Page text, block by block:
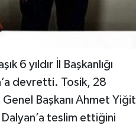
6 yıldır İl Başkanlığı
devretti. Tosik, 28
Başkanı Ahmet Yiğit
teslim ettiğini